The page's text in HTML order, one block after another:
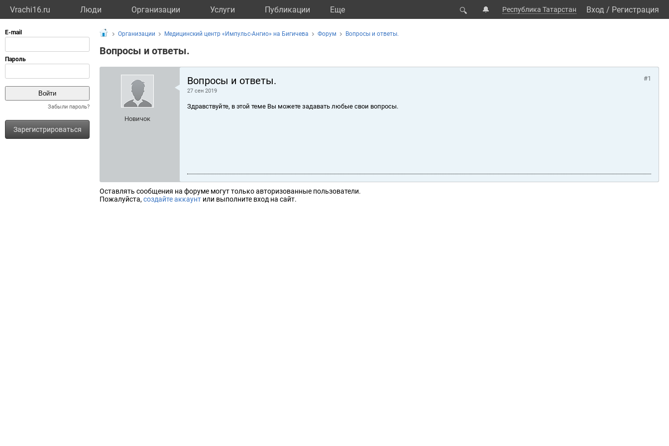
Vrachi16.ru Люди Организации Услуги Публикации Eще 🔍 🔔 Республика Татарстан Вход / Регистрация
Забыли пароль?
Зарегистрироваться
Организации Медицинский центр «Импульс-Ангио» на Бигичева Форум Вопросы и ответы.
Вопросы и ответы.
Новичок
Вопросы и ответы.
27 сен 2019
#1
Здравствуйте, в этой теме Вы можете задавать любые свои вопросы.
Оставлять сообщения на форуме могут только авторизованные пользователи.
Пожалуйста, создайте аккаунт или выполните вход на сайт.